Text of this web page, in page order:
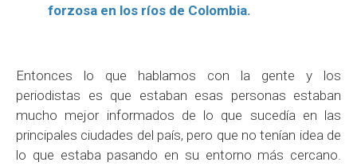
forzosa en los ríos de Colombia.
Entonces lo que hablamos con la gente y los
periodistas es que estaban esas personas estaban
mucho mejor informados de lo que sucedía en las
principales ciudades del país, pero que no tenían idea de
lo que estaba pasando en su entorno más cercano.